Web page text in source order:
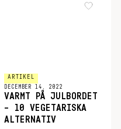
ARTIKEL
DECEMBER 14, 2022
VARMT PÅ JULBORDET
– 10 VEGETARISKA
ALTERNATIV